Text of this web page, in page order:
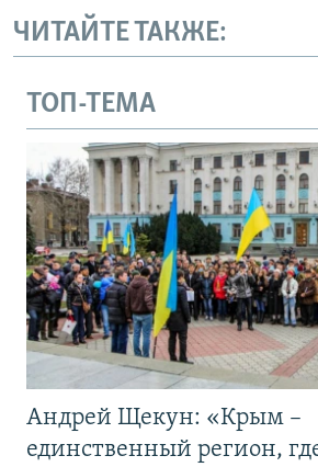
ЧИТАЙТЕ ТАКЖЕ:
ТОП-ТЕМА
Андрей Щекун: «Крым –
единственный регион,